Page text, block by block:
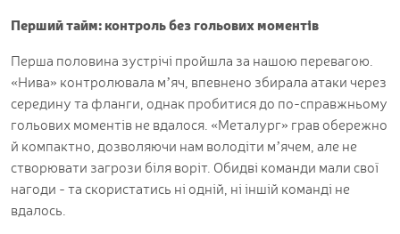
Перший тайм: контроль без гольових моментів
Перша половина зустрічі пройшла за нашою перевагою.
«Нива» контролювала м’яч, впевнено збирала атаки через
середину та фланги, однак пробитися до по-справжньому
гольових моментів не вдалося. «Металург» грав обережно
й компактно, дозволяючи нам володіти м’ячем, але не
створювати загрози біля воріт. Обидві команди мали свої
нагоди - та скористатись ні одній, ні іншій команді не
вдалось.